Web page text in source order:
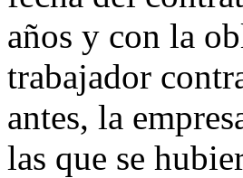
años y con la
trabajador
antes, la
las que se